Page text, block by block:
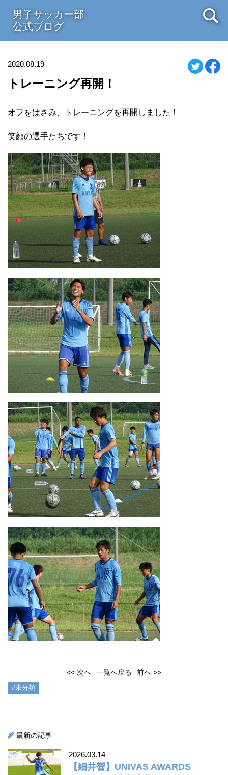
男子サッカー部
公式ブログ
2020.08.19
トレーニング再開！
オフをはさみ、トレーニングを再開しました！
笑顔の選手たちです！
<< 次へ 一覧へ戻る 前へ >>
#未分類
最新の記事
2026.03.14
【細井響】UNIVAS AWARDS